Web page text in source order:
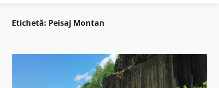
Etichetă: Peisaj Montan